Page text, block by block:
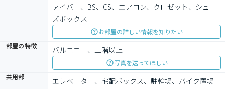
ァイバー、BS、CS、エアコン、クロゼット、シュー
ズボックス
お部屋の詳しい情報を知りたい
部屋の特徴
バルコニー、二階以上
写真を送ってほしい
共用部
エレベーター、宅配ボックス、駐輪場、バイク置場